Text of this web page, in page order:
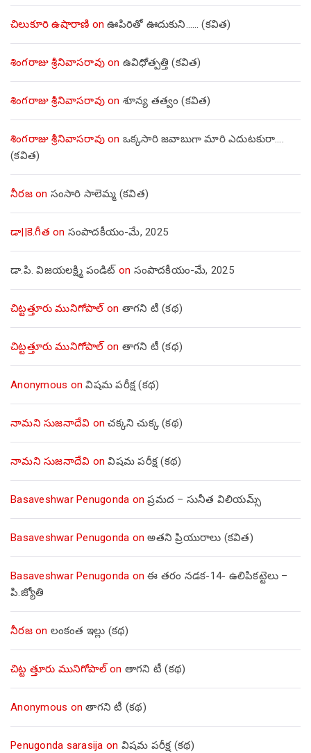
చిలుకూరి ఉషారాణి onఊపిరితో ఊదుకుని…… (కవిత)
శింగరాజు శ్రీనివాసరావుon ఉవిధోత్పత్తి (కవిత)
శింగరాజు శ్రీనివాసరావుon శూన్య తత్వం (కవిత)
శింగరాజు శ్రీనివాసరావుon ఒక్కసారి జవాబుగా మారి ఎదుటకురా….
(కవిత)
నీరజon సంసారి సాలెమ్మ (కవిత)
డా||కె.గీత on సంపాదకీయం-మే, 2025
డా.పి. విజయలక్ష్మి పండిట్ on సంపాదకీయం-మే, 2025
చిట్టత్తూరు మునిగోపాల్on తాగని టీ (కథ)
చిట్టత్తూరు మునిగోపాల్on తాగని టీ (కథ)
Anonymous onవిషమ పరీక్ష (క‌థ‌)
నామని సుజనాదేవి onచక్కని చుక్క (కథ)
నామని సుజనాదేవి onవిషమ పరీక్ష (క‌థ‌)
Basaveshwar Penugonda onప్రమద – సునీత విలియమ్స్
Basaveshwar Penugonda onఅతని ప్రియురాలు (కవిత)
Basaveshwar Penugonda onఈ తరం నడక-14- ఉలిపికట్టెలు –
పి.జ్యోతి
నీరజon లంకంత ఇల్లు (కథ)
చిట్ట త్తూరు మునిగోపాల్on తాగని టీ (కథ)
Anonymous onతాగని టీ (కథ)
Penugonda sarasija on విషమ పరీక్ష (క‌థ‌)